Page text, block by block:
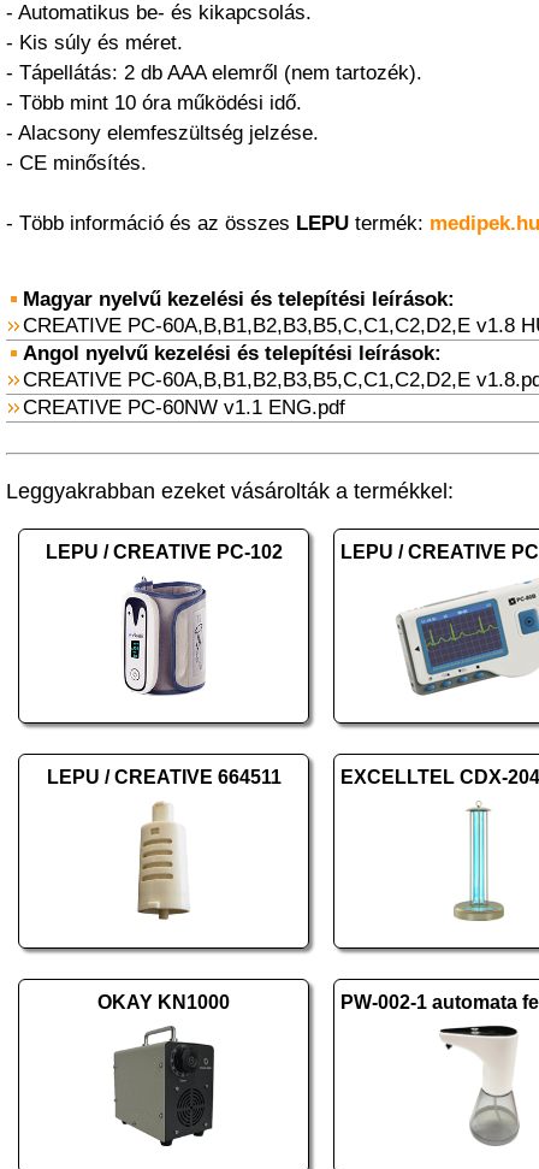
- Automatikus be- és kikapcsolás.
- Kis súly és méret.
- Tápellátás: 2 db AAA elemről (nem tartozék).
- Több mint 10 óra működési idő.
- Alacsony elemfeszültség jelzése.
- CE minősítés.
- Több információ és az összes LEPU termék: medipek.hu
Magyar nyelvű kezelési és telepítési leírások:
CREATIVE PC-60A,B,B1,B2,B3,B5,C,C1,C2,D2,E v1.8
Angol nyelvű kezelési és telepítési leírások:
CREATIVE PC-60A,B,B1,B2,B3,B5,C,C1,C2,D2,E
CREATIVE PC-60NW v1.1 ENG.pdf
Leggyakrabban ezeket vásárolták a termékkel:
LEPU / CREATIVE PC-102
LEPU / CREATIVE 664511
OKAY KN1000